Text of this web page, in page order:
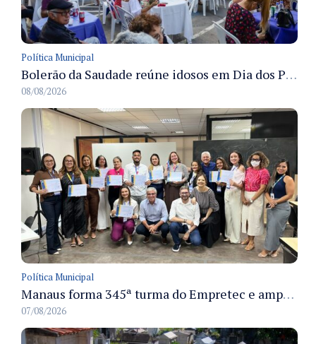
Política Municipal
Bolerão da Saudade reúne idosos em Dia dos Pais promovido pela Fundação Dr. Thomas em Manaus
08/08/2026
Política Municipal
Manaus forma 345ª turma do Empretec e amplia qualificação de empreendedores na cidade
07/08/2026